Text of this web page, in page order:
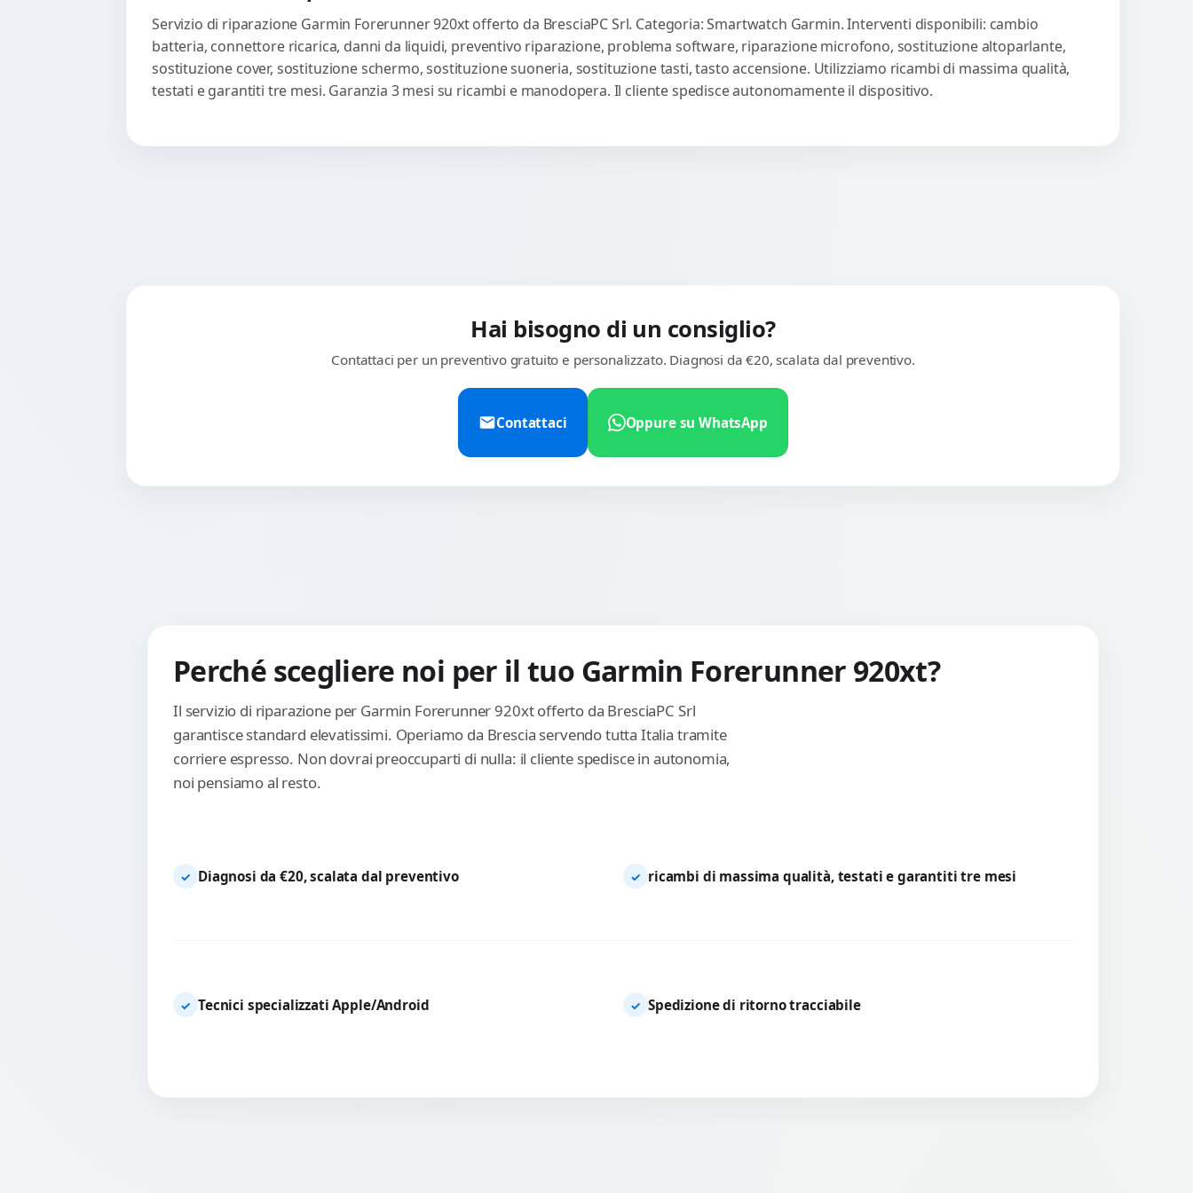
Servizio di riparazione Garmin Forerunner 920xt offerto da BresciaPC Srl. Categoria: Smartwatch Garmin. Interventi disponibili: cambio
batteria, connettore ricarica, danni da liquidi, preventivo riparazione, problema software, riparazione microfono, sostituzione altoparlante,
sostituzione cover, sostituzione schermo, sostituzione suoneria, sostituzione tasti, tasto accensione. Utilizziamo ricambi di massima qualità,
testati e garantiti tre mesi. Garanzia 3 mesi su ricambi e manodopera. Il cliente spedisce autonomamente il dispositivo.
Hai bisogno di un consiglio?
Contattaci per un preventivo gratuito e personalizzato. Diagnosi da €20, scalata dal preventivo.
Contattaci Oppure su WhatsApp
Perché scegliere noi per il tuo Garmin Forerunner 920xt?
Il servizio di riparazione per Garmin Forerunner 920xt offerto da BresciaPC Srl
garantisce standard elevatissimi. Operiamo da Brescia servendo tutta Italia tramite
corriere espresso. Non dovrai preoccuparti di nulla: il cliente spedisce in autonomia,
noi pensiamo al resto.
✓ Diagnosi da €20, scalata dal preventivo ✓ ricambi di massima qualità, testati e garantiti tre mesi
✓ Tecnici specializzati Apple/Android ✓ Spedizione di ritorno tracciabile